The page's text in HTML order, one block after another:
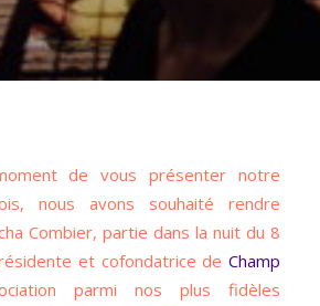
de vous présenter notre
nous avons souhaité rendre
Combier, partie dans la nuit du 8
et cofondatrice de Champ
parmi nos plus fidèles